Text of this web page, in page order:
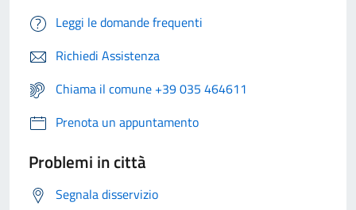
Leggi le domande frequenti
Richiedi Assistenza
Chiama il comune +39 035 464611
Prenota un appuntamento
Problemi in città
Segnala disservizio